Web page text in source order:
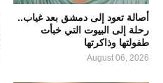
أصالة تعود إلى دمشق بعد غياب..
رحلة إلى البيوت التي خبأت
طفولتها وذاكرتها
August 06, 2026